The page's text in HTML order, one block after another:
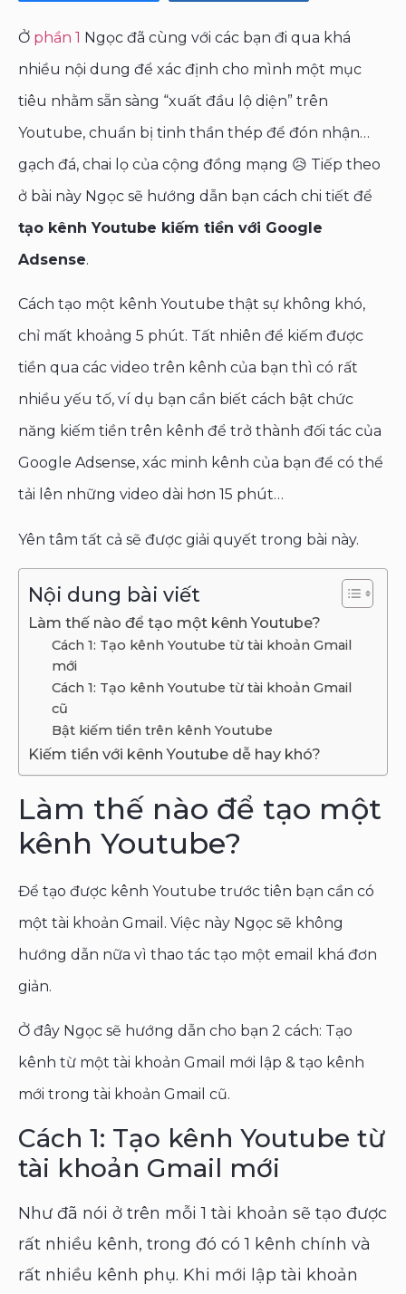
Ở phần 1 Ngọc đã cùng với các bạn đi qua khá
nhiều nội dung để xác định cho mình một mục
tiêu nhằm sẵn sàng “xuất đầu lộ diện” trên
Youtube, chuẩn bị tinh thần thép để đón nhận…
gạch đá, chai lọ của cộng đồng mạng 😥 Tiếp theo
ở bài này Ngọc sẽ hướng dẫn bạn cách chi tiết để
tạo kênh Youtube kiếm tiền với Google
Adsense.
Cách tạo một kênh Youtube thật sự không khó,
chỉ mất khoảng 5 phút. Tất nhiên để kiếm được
tiền qua các video trên kênh của bạn thì có rất
nhiều yếu tố, ví dụ bạn cần biết cách bật chức
năng kiếm tiền trên kênh để trở thành đối tác của
Google Adsense, xác minh kênh của bạn để có thể
tải lên những video dài hơn 15 phút…
Yên tâm tất cả sẽ được giải quyết trong bài này.
Nội dung bài viết
Làm thế nào để tạo một kênh Youtube?
Cách 1: Tạo kênh Youtube từ tài khoản Gmail
mới
Cách 1: Tạo kênh Youtube từ tài khoản Gmail
cũ
Bật kiếm tiền trên kênh Youtube
Kiếm tiền với kênh Youtube dễ hay khó?
Làm thế nào để tạo một
kênh Youtube?
Để tạo được kênh Youtube trước tiên bạn cần có
một tài khoản Gmail. Việc này Ngọc sẽ không
hướng dẫn nữa vì thao tác tạo một email khá đơn
giản.
Ở đây Ngọc sẽ hướng dẫn cho bạn 2 cách: Tạo
kênh từ một tài khoản Gmail mới lập & tạo kênh
mới trong tài khoản Gmail cũ.
Cách 1: Tạo kênh Youtube từ
tài khoản Gmail mới
Như đã nói ở trên mỗi 1 tài khoản sẽ tạo được
rất nhiều kênh, trong đó có 1 kênh chính và
rất nhiều kênh phụ. Khi mới lập tài khoản